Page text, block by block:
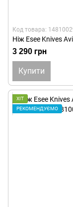
Код товара:
Ніж Esee Knives
3 290 грн
Купити
ХІТ
РЕКОМЕНДУЄМО